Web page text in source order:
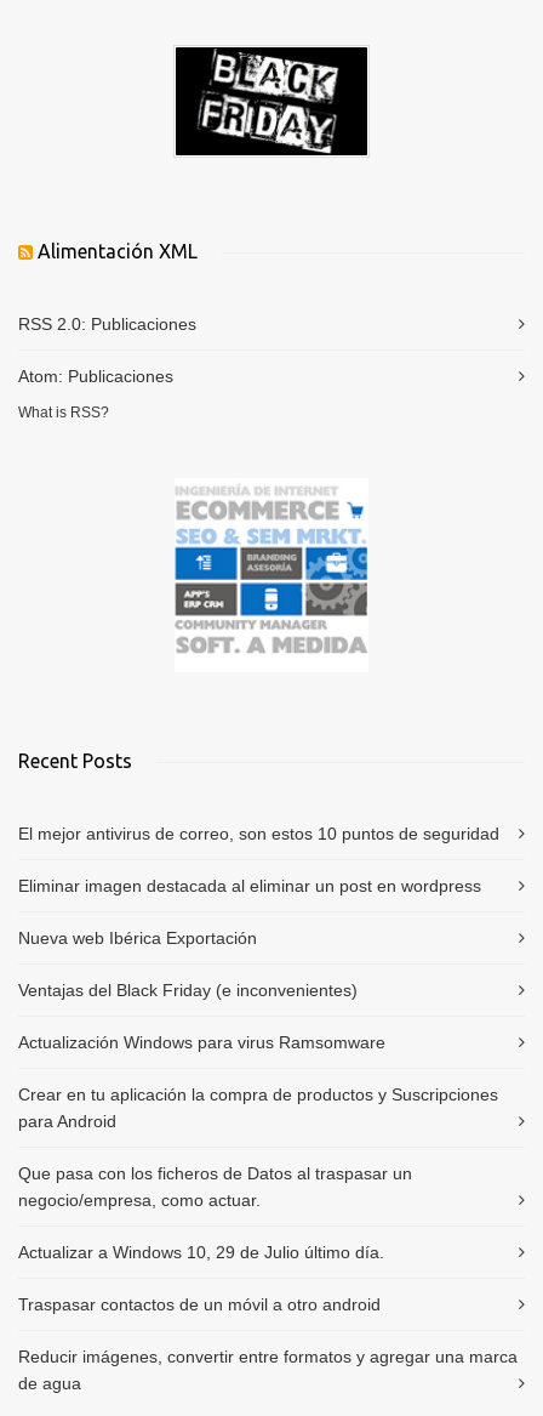
Alimentación XML
RSS 2.0: Publicaciones
Atom: Publicaciones
What is RSS?
Recent Posts
El mejor antivirus de correo, son estos 10 puntos de seguridad
Eliminar imagen destacada al eliminar un post en wordpress
Nueva web Ibérica Exportación
Ventajas del Black Friday (e inconvenientes)
Actualización Windows para virus Ramsomware
Crear en tu aplicación la compra de productos y Suscripciones
para Android
Que pasa con los ficheros de Datos al traspasar un
negocio/empresa, como actuar.
Actualizar a Windows 10, 29 de Julio último día.
Traspasar contactos de un móvil a otro android
Reducir imágenes, convertir entre formatos y agregar una marca
de agua